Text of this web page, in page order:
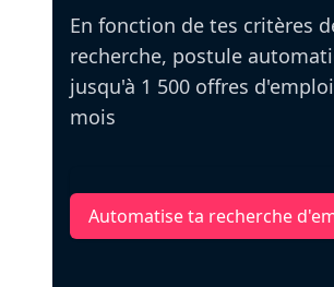
En fonction de tes critères
recherche, postule
jusqu'à 1 500 offres
mois
Automatise ta recherche